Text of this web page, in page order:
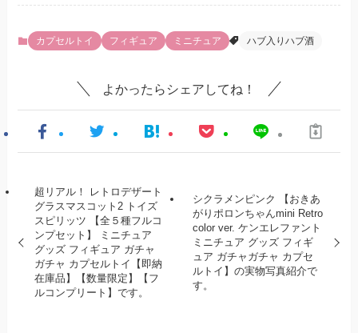
カプセルトイ フィギュア ミニチュア ハブ入りハブ酒
よかったらシェアしてね！
超リアル！ レトロデザート
グラスマスコット2 トイズ
スピリッツ 【全５種フルコ
ンプセット】 ミニチュア
グッズ フィギュア ガチャ
ガチャ カプセルトイ【即納
在庫品】【数量限定】【フ
ルコンプリート】です。
シクラメンピンク 【おきあ
がりポロンちゃんmini Retro
color ver. ケンエレファント
ミニチュア グッズ フィギ
ュア ガチャガチャ カプセ
ルトイ】の実物写真紹介で
す。